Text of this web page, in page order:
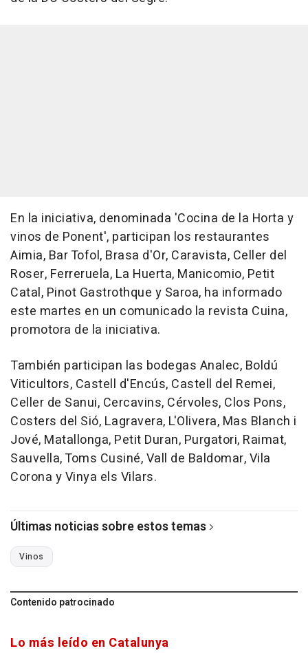
En la iniciativa, denominada 'Cocina de la Horta y
vinos de Ponent', participan los restaurantes
Aimia, Bar Tofol, Brasa d'Or, Caravista, Celler del
Roser, Ferreruela, La Huerta, Manicomio, Petit
Catal, Pinot Gastrothque y Saroa, ha informado
este martes en un comunicado la revista Cuina,
promotora de la iniciativa.
También participan las bodegas Analec, Boldú
Viticultors, Castell d'Encús, Castell del Remei,
Celler de Sanui, Cercavins, Cérvoles, Clos Pons,
Costers del Sió, Lagravera, L'Olivera, Mas Blanch i
Jové, Matallonga, Petit Duran, Purgatori, Raimat,
Sauvella, Toms Cusiné, Vall de Baldomar, Vila
Corona y Vinya els Vilars.
Últimas noticias sobre estos temas
Vinos
Contenido patrocinado
Lo más leído en Catalunya